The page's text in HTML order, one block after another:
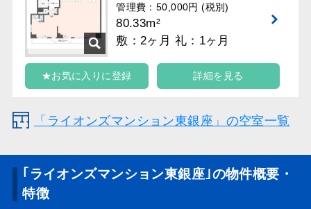
管理費：50,000円 (税別)
80.33m²
敷：2ヶ月 礼：1ヶ月
★お気に入りに登録 詳細を見る
「ライオンズマンション東銀座」の空室一覧
｢ライオンズマンション東銀座｣の物件概要・
特徴